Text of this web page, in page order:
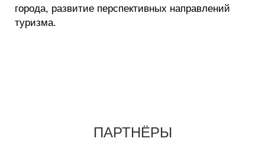
города, развитие перспективных направлений
туризма.
ПАРТНЁРЫ